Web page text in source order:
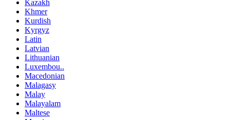
Kazakh
Khmer
Kurdish
Kyrgyz
Latin
Latvian
Lithuanian
Luxembou..
Macedonian
Malagasy
Malay
Malayalam
Maltese